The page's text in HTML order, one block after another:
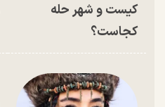
کیست و شهر حله
کجاست؟